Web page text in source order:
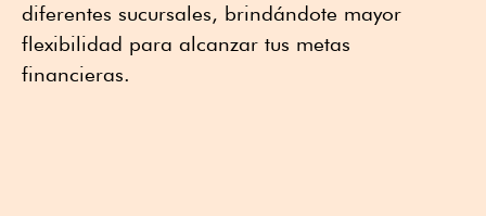
diferentes sucursales, brindándote mayor
flexibilidad para alcanzar tus metas
financieras.